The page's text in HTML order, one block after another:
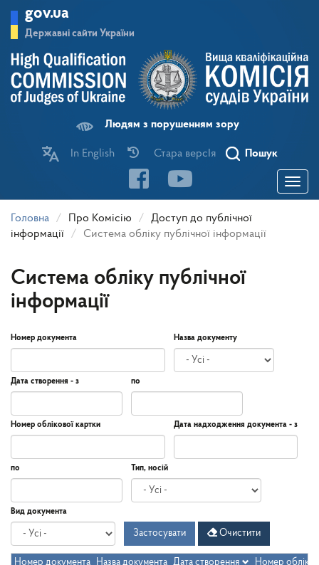
основного
матеріалу
gov.ua
Державні сайти України
Людям з порушенням зору
In English Стара версІя Пошук
Toggle
Головна Про Комісію
Доступ до публічної
інформації
Система обліку публічної інформації
Система обліку публічної
інформації
Номер документа Назва документу
Дата створення - з
Дата
Дата
створення
з
по
Номер облікової картки Дата надходження документа - з
надходження
-
по
Дата
по
Тип, носій
Вид документа
Застосувати Очистити
Номер документа Назва документа Дата створення
Номер